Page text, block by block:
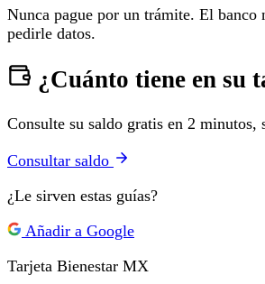
Nunca pague por un trámite. El banco
pedirle datos.
¿Cuánto tiene en su
Consulte su saldo gratis en 2 minutos,
Consultar saldo
¿Le sirven estas guías?
Añadir a Google
Tarjeta Bienestar MX